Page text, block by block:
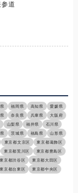
道
福岡県 高知県
愛媛県
奈良県 兵庫県
大阪府
山梨県 福井県
石川県
茨城県 福島県
山形県
東京都文京区
東京都葛飾区
東京都荒川区
東京都豊島区
東京都渋谷区
東京都大田区
東京都台東区
東京都中央区